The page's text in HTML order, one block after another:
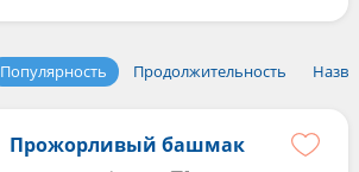
Популярность Продолжительность
Прожорливый башмак